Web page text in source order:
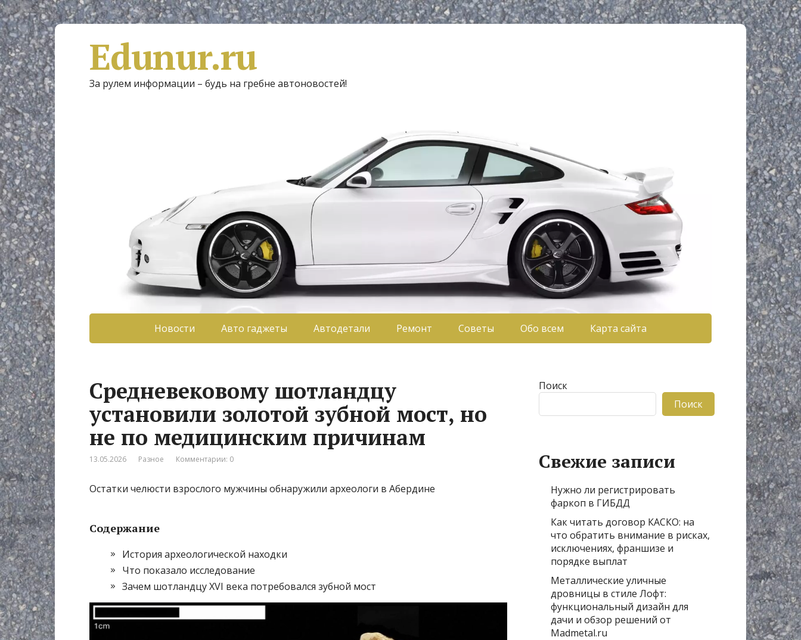
Edunur.ru
За рулем информации – будь на гребне автоновостей!
Новости Авто гаджеты Автодетали Ремонт Советы Обо всем Карта сайта
Средневековому шотландцу
установили золотой зубной мост, но
не по медицинским причинам
13.05.2026 Разное Комментарии: 0
Остатки челюсти взрослого мужчины обнаружили археологи в Абердине
Содержание
История археологической находки
Что показало исследование
Зачем шотландцу XVI века потребовался зубной мост
Поиск
Поиск
Свежие записи
Нужно ли регистрировать
фаркоп в ГИБДД
Как читать договор КАСКО: на
что обратить внимание в рисках,
исключениях, франшизе и
порядке выплат
Металлические уличные
дровницы в стиле Лофт:
функциональный дизайн для
дачи и обзор решений от
Madmetal.ru